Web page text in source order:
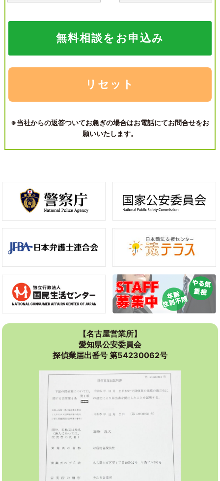
※当社からの返答ついてお急ぎの場合はお電話にてお問合せをお
願いいたします。
【名古屋営業所】
愛知県公安委員会
探偵業届出番号 第54230062号